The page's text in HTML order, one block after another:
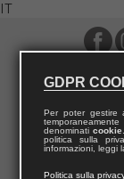
IT
GDPR
Per poter gestire
denominati cookie
politica sulla
informazioni, leggi
Politica sulla